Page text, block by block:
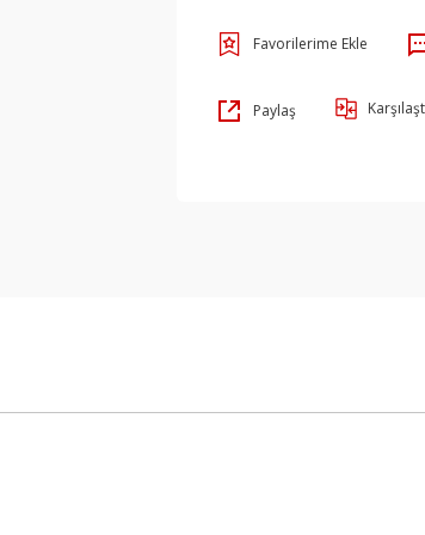
Paylaş